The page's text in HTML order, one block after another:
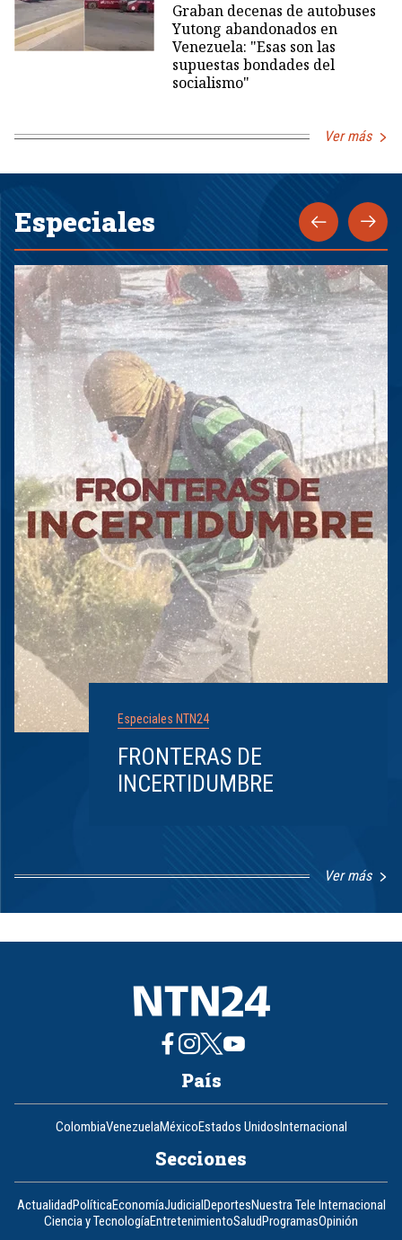
Graban decenas de autobuses
Yutong abandonados en
Venezuela: "Esas son las
supuestas bondades del
socialismo"
Ver más
Especiales
Especiales NTN24
FRONTERAS DE
INCERTIDUMBRE
Ver más
1
8
País
ColombiaVenezuelaMéxicoEstados UnidosInternacional
Secciones
ActualidadPolíticaEconomíaJudicialDeportesNuestra Tele Internacional
Ciencia y TecnologíaEntretenimientoSaludProgramasOpinión